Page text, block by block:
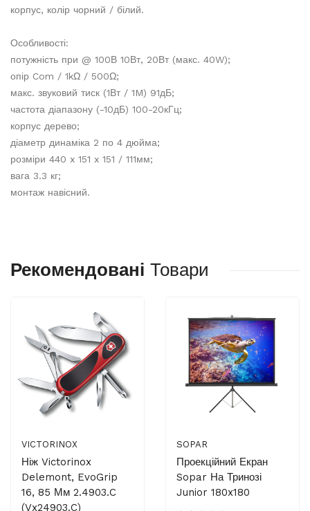
корпус, колір чорний / білий.
Особливості:
потужність при @ 100В 10Вт, 20Вт (макс. 40W);
опір Com / 1kΩ / 500Ω;
макс. звуковий тиск (1Вт / 1M) 91дБ;
частота діапазону (-10дБ) 100-20кГц;
корпус дерево;
діаметр динаміка 2 по 4 дюйма;
розміри 440 x 151 x 151 / 111мм;
вага 3.3 кг;
монтаж навісний.
Рекомендовані Товари
VICTORINOX
Ніж Victorinox
Delemont, EvoGrip
16, 85 Мм 2.4903.C
(Vx24903.C)
SOPAR
Проекційний Екран
Sopar На Тринозі
Junior 180x180